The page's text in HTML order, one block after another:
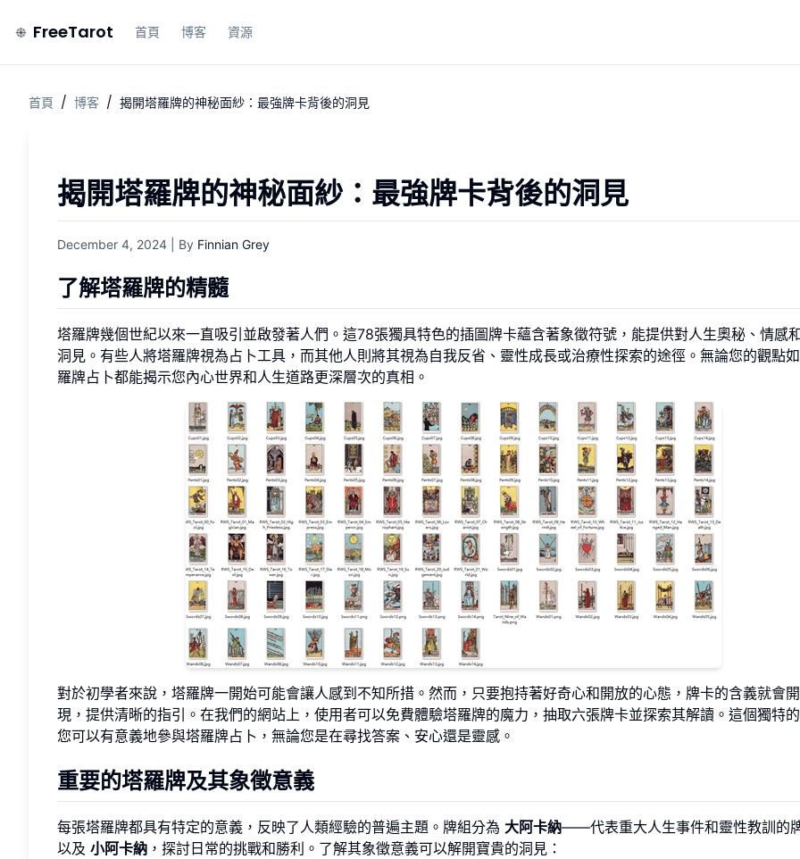
FreeTarot 首頁 博客 資源
首頁 / 博客 / 揭開塔羅牌的神秘面紗：最強牌卡背後的洞見
揭開塔羅牌的神秘面紗：最強牌卡背後的洞見
December 4, 2024 | By Finnian Grey
了解塔羅牌的精髓
塔羅牌幾個世紀以來一直吸引並啟發著人們。這78張獨具特色的插圖牌卡蘊含著象徵符號，能提供對人生奧秘、情感
洞見。有些人將塔羅牌視為占卜工具，而其他人則將其視為自我反省、靈性成長或治療性探索的途徑。無論您的觀點
羅牌占卜都能揭示您內心世界和人生道路更深層次的真相。
對於初學者來說，塔羅牌一開始可能會讓人感到不知所措。然而，只要抱持著好奇心和開放的心態，牌卡的含義就會
現，提供清晰的指引。在我們的網站上，使用者可以免費體驗塔羅牌的魔力，抽取六張牌卡並探索其解讀。這個獨特
您可以有意義地參與塔羅牌占卜，無論您是在尋找答案、安心還是靈感。
重要的塔羅牌及其象徵意義
每張塔羅牌都具有特定的意義，反映了人類經驗的普遍主題。牌組分為 大阿卡納——代表重大人生事件和靈性教訓
以及 小阿卡納 ，探討日常的挑戰和勝利。了解其象徵意義可以解開寶貴的洞見：